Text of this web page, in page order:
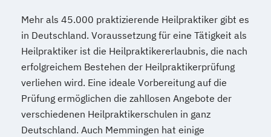
Mehr als 45.000 praktizierende Heilpraktiker gibt es
in Deutschland. Voraussetzung für eine Tätigkeit als
Heilpraktiker ist die Heilpraktikererlaubnis, die nach
erfolgreichem Bestehen der Heilpraktikerprüfung
verliehen wird. Eine ideale Vorbereitung auf die
Prüfung ermöglichen die zahllosen Angebote der
verschiedenen Heilpraktikerschulen in ganz
Deutschland. Auch Memmingen hat einige